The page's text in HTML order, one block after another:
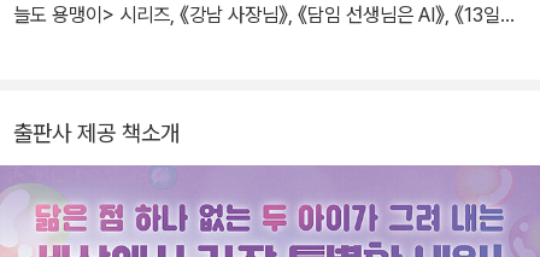
늘도 용맹이> 시리즈, 《강남 사장님》, 《담임 선생님은 AI》, 《13일의
출판사 제공 책소개